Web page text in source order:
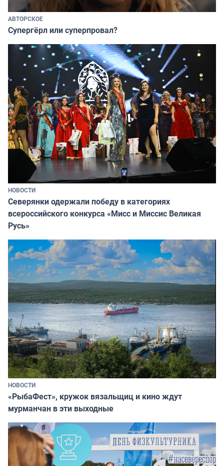
АВТОРСКОЕ
Супергёрл или суперпровал?
НОВОСТИ
Северянки одержали победу в категориях
всероссийского конкурса «Мисс и Миссис Великая
Русь»
НОВОСТИ
«РыбаФест», кружок вязальщиц и кино ждут
мурманчан в эти выходные